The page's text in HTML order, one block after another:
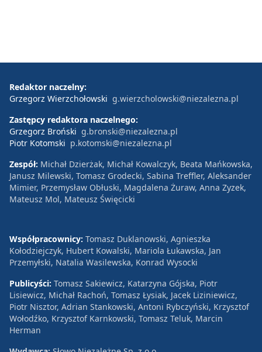
Redaktor naczelny:
Grzegorz Wierzchołowski g.wierzcholowski@niezalezna.pl
Zastępcy redaktora naczelnego:
Grzegorz Broński g.bronski@niezalezna.pl
Piotr Kotomski p.kotomski@niezalezna.pl
Zespół: Michał Dzierżak, Michał Kowalczyk, Beata Mańkowska,
Janusz Milewski, Tomasz Grodecki, Sabina Treffler, Aleksander
Mimier, Przemysław Obłuski, Magdalena Żuraw, Anna Zyzek,
Mateusz Mol, Mateusz Święcicki
Współpracownicy: Tomasz Duklanowski, Agnieszka
Kołodziejczyk, Hubert Kowalski, Mariola Łukawska, Jan
Przemyłski, Natalia Wasilewska, Konrad Wysocki
Publicyści: Tomasz Sakiewicz, Katarzyna Gójska, Piotr
Lisiewicz, Michał Rachoń, Tomasz Łysiak, Jacek Liziniewicz,
Piotr Nisztor, Adrian Stankowski, Antoni Rybczyński, Krzysztof
Wołodźko, Krzysztof Karnkowski, Tomasz Teluk, Marcin
Herman